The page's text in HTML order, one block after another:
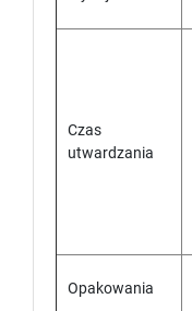
Czas
utwardzania
Opakowania